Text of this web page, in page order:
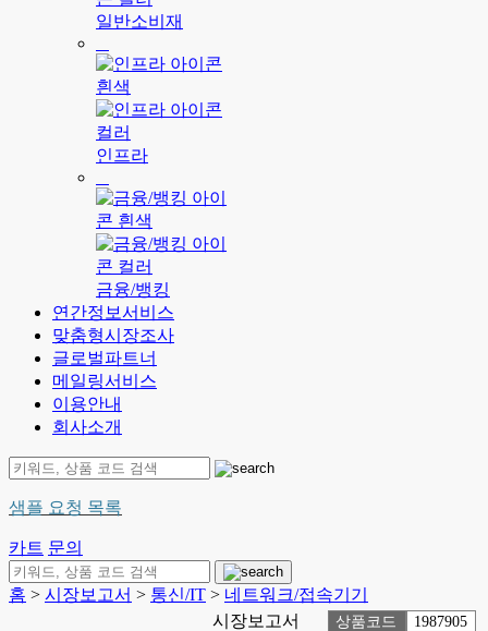
일반소비재
인프라
금융/뱅킹
연간정보서비스
맞춤형시장조사
글로벌파트너
메일링서비스
이용안내
회사소개
샘플 요청 목록
카트 문의
홈 > 시장보고서 > 통신/IT > 네트워크/접속기기
시장보고서
상품코드 1987905